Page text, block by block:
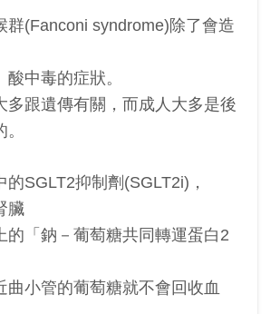
群(Fanconi syndrome)除了會造
中毒的症狀。
多跟遺傳有關，而成人大多是後
的SGLT2抑制劑(SGLT2i)，
臟
的 「鈉－葡萄糖共同轉運蛋白2
曲小管的葡萄糖就不會回收血